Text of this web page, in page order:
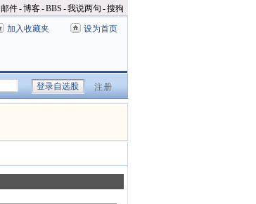
邮件-博客-BBS -我说两句 -搜狗
加入收藏夹 设为首页
注册